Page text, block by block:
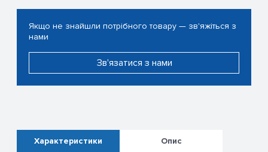
Якщо не знайшли потрібного товару — зв'яжіться з
нами
Зв'язатися з нами
Характеристики Опис